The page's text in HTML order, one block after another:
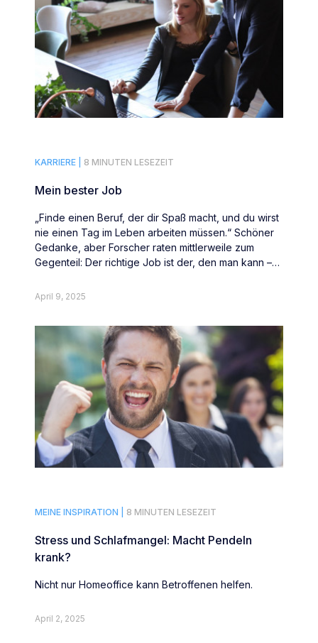
KARRIERE | 8 MINUTEN LESEZEIT
Mein bester Job
„Finde einen Beruf, der dir Spaß macht, und du wirst
nie einen Tag im Leben arbeiten müssen.“ Schöner
Gedanke, aber Forscher raten mittlerweile zum
Gegenteil: Der richtige Job ist der, den man kann –
April 9, 2025
MEINE INSPIRATION | 8 MINUTEN LESEZEIT
Stress und Schlafmangel: Macht Pendeln
krank?
Nicht nur Homeoffice kann Betroffenen helfen.
April 2, 2025